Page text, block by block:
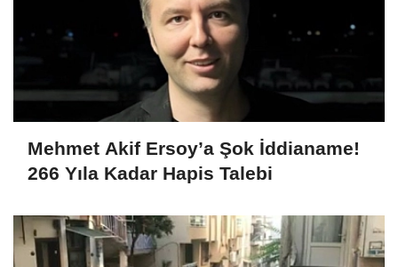
Mehmet Akif Ersoy’a Şok İddianame!
266 Yıla Kadar Hapis Talebi